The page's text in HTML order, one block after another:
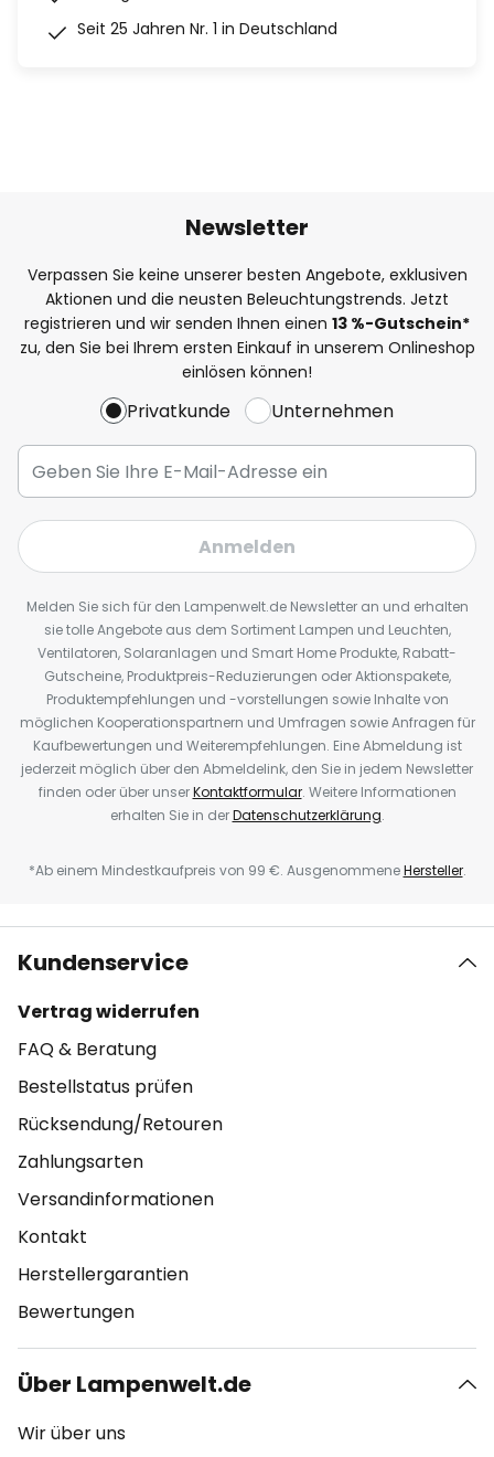
Seit 25 Jahren Nr. 1 in Deutschland
Newsletter
Verpassen Sie keine unserer besten Angebote, exklusiven
Aktionen und die neusten Beleuchtungstrends. Jetzt
registrieren und wir senden Ihnen einen 13 %-Gutschein*
zu, den Sie bei Ihrem ersten Einkauf in unserem Onlineshop
einlösen können!
Privatkunde Unternehmen
Anmelden
Melden Sie sich für den Lampenwelt.de Newsletter an und erhalten
sie tolle Angebote aus dem Sortiment Lampen und Leuchten,
Ventilatoren, Solaranlagen und Smart Home Produkte, Rabatt-
Gutscheine, Produktpreis-Reduzierungen oder Aktionspakete,
Produktempfehlungen und -vorstellungen sowie Inhalte von
möglichen Kooperationspartnern und Umfragen sowie Anfragen für
Kaufbewertungen und Weiterempfehlungen. Eine Abmeldung ist
jederzeit möglich über den Abmeldelink, den Sie in jedem Newsletter
finden oder über unserKontaktformular. Weitere Informationen
erhalten Sie in derDatenschutzerklärung.
*Ab einem Mindestkaufpreis von 99 €. AusgenommeneHersteller.
Kundenservice
Vertrag widerrufen
FAQ & Beratung
Bestellstatus prüfen
Rücksendung/Retouren
Zahlungsarten
Versandinformationen
Kontakt
Herstellergarantien
Bewertungen
Über Lampenwelt.de
Wir über uns